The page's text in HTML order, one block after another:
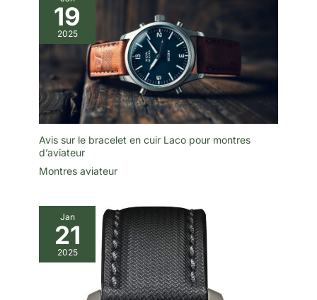
Type de
Automati
boitier :
44mm
Etanchéi
té :100M
Fonction
Coeur
battant
19
2025
Avis sur le bracelet en cuir Laco pour montres
d’aviateur
Montres aviateur
Jan
21
2025